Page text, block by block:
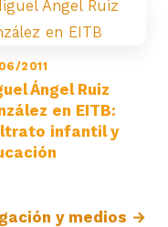
2011
Ángel Ruiz
en EITB:
infantil y
y medios →